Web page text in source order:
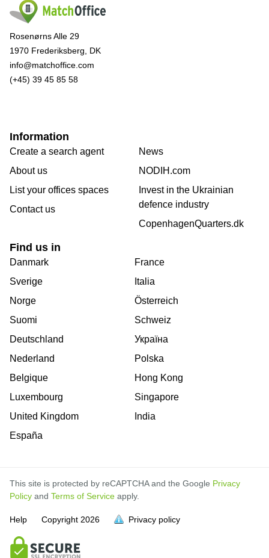
full.
full.
full.
full.
full.
full.
Rosenørns Alle 29
1970 Frederiksberg, DK
info@matchoffice.com
(+45) 39 45 85 58
Information
Create a search agent
About us
List your offices spaces
Contact us
News
NODIH.com
Invest in the Ukrainian
defence industry
CopenhagenQuarters.dk
Find us in
Danmark
Sverige
Norge
Suomi
Deutschland
Nederland
Belgique
Luxembourg
United Kingdom
España
France
Italia
Österreich
Schweiz
Україна
Polska
Hong Kong
Singapore
India
This site is protected by reCAPTCHA and the Google Privacy
Policy and Terms of Service apply.
Help Copyright 2026 Privacy policy